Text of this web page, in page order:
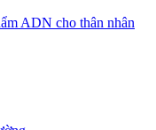
ADN cho thân nhân